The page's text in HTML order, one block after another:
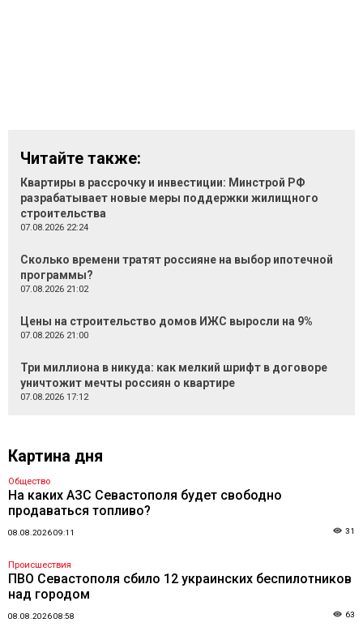
Читайте также:
Квартиры в рассрочку и инвестиции: Минстрой РФ
разрабатывает новые меры поддержки жилищного
строительства
07.08.2026 22:24
Сколько времени тратят россияне на выбор ипотечной
программы?
07.08.2026 21:02
Цены на строительство домов ИЖС выросли на 9%
07.08.2026 21:00
Три миллиона в никуда: как мелкий шрифт в договоре
уничтожит мечты россиян о квартире
07.08.2026 17:12
Картина дня
Общество
На каких АЗС Севастополя будет свободно
продаваться топливо?
08.08.2026 09:11 31
Происшествия
ПВО Севастополя сбило 12 украинских беспилотников
над городом
08.08.2026 08:58 63